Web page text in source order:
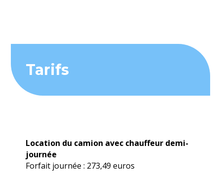
Tarifs
Location du camion avec chauffeur demi-
journée
Forfait journée : 273,49 euros